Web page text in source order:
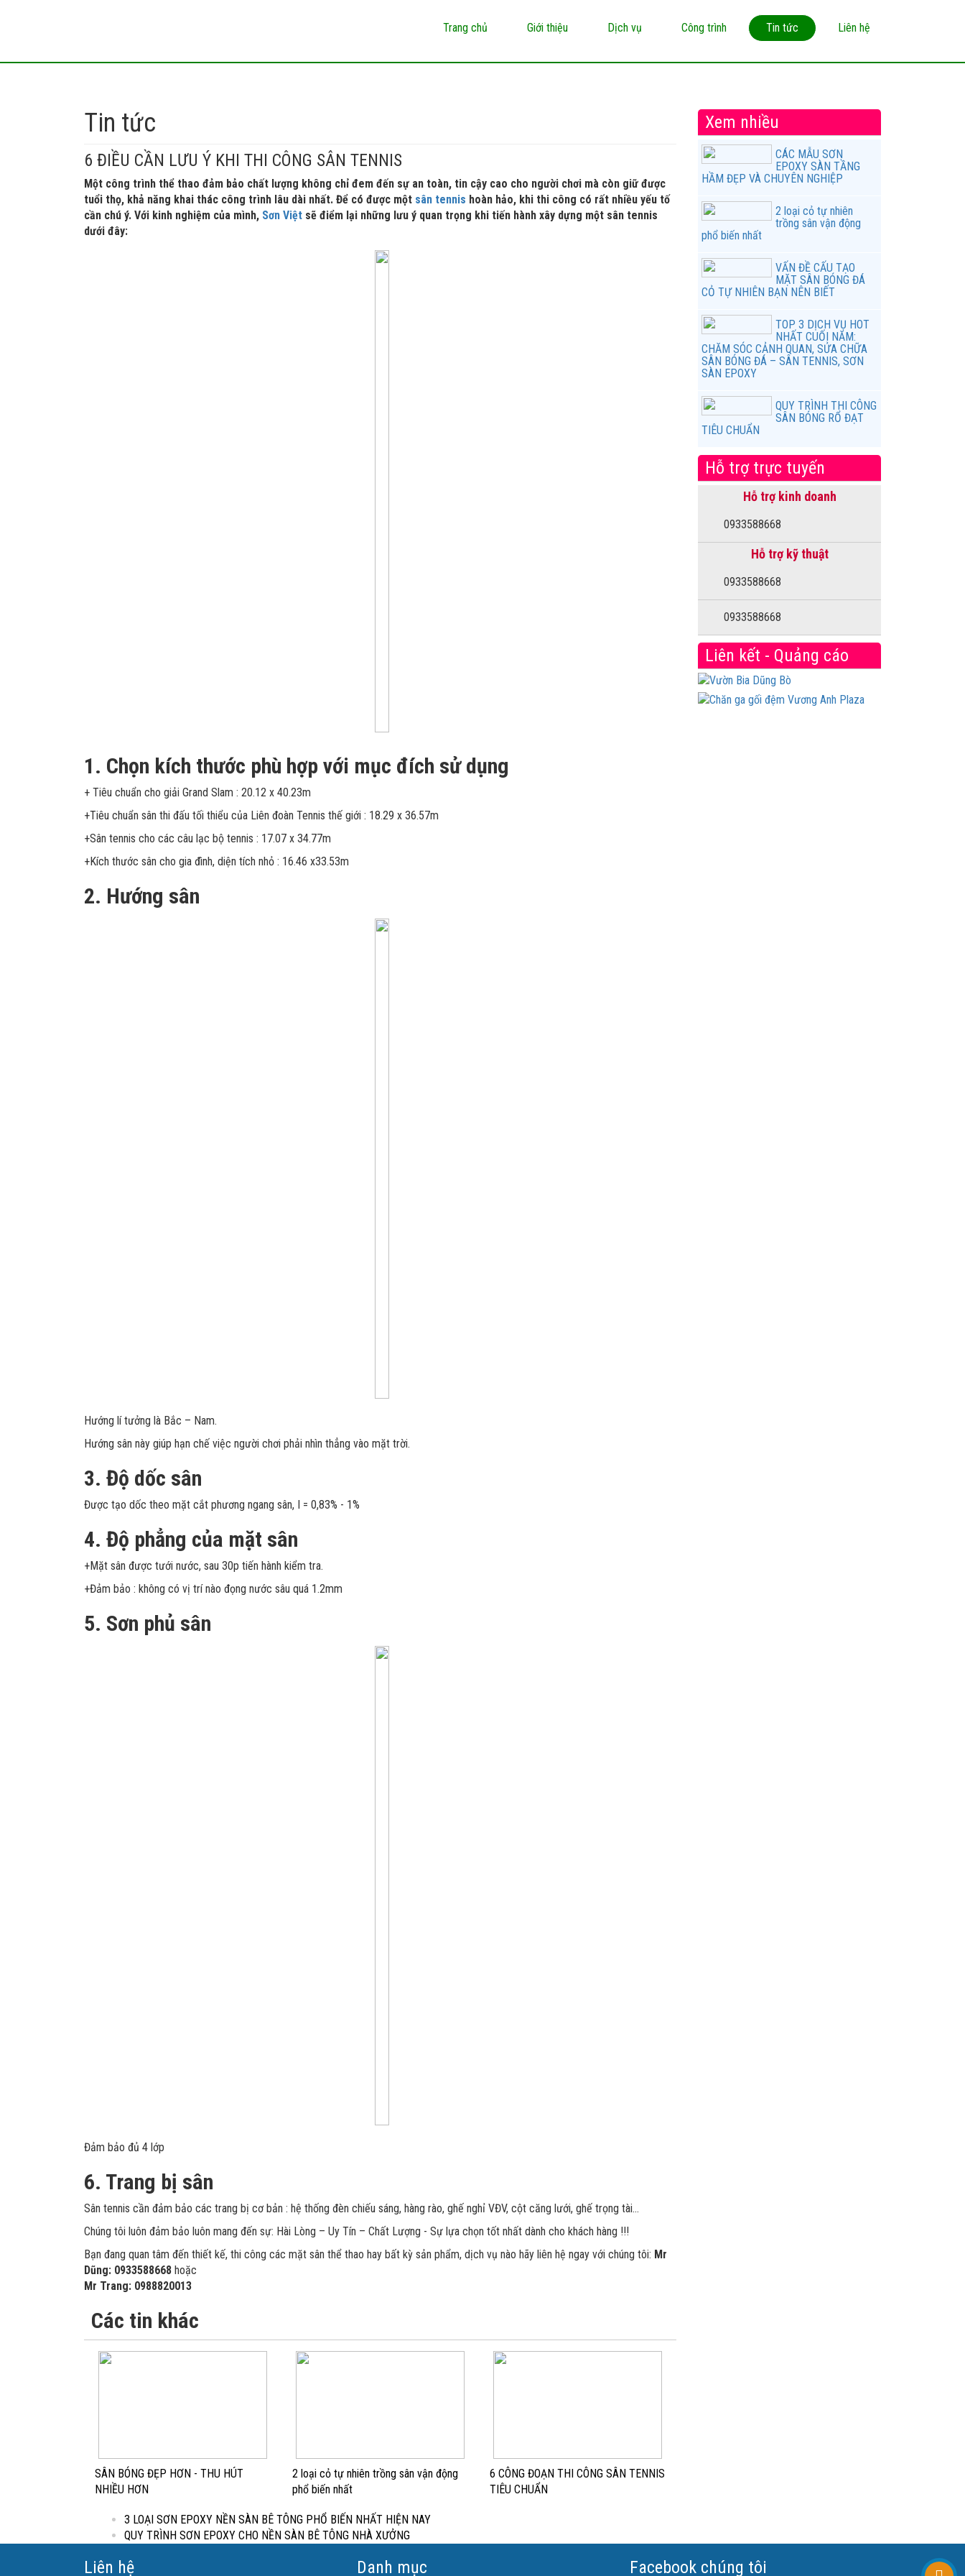
Trang chủ Giới thiệu Dịch vụ Công trình Tin tức Liên hệ
Tin tức
6 ĐIỀU CẦN LƯU Ý KHI THI CÔNG SÂN TENNIS
Một công trình thể thao đảm bảo chất lượng không chỉ đem đến sự an toàn, tin cậy cao cho người chơi mà còn giữ được
tuổi thọ, khả năng khai thác công trình lâu dài nhất. Để có được một sân tennis hoàn hảo, khi thi công có rất nhiều yếu tố
cần chú ý. Với kinh nghiệm của mình, Sơn Việt sẽ điểm lại những lưu ý quan trọng khi tiến hành xây dựng một sân tennis
dưới đây:
1. Chọn kích thước phù hợp với mục đích sử dụng
+ Tiêu chuẩn cho giải Grand Slam : 20.12 x 40.23m
+Tiêu chuẩn sân thi đấu tối thiểu của Liên đoàn Tennis thế giới : 18.29 x 36.57m
+Sân tennis cho các câu lạc bộ tennis : 17.07 x 34.77m
+Kích thước sân cho gia đình, diện tích nhỏ : 16.46 x33.53m
2. Hướng sân
Hướng lí tưởng là Bắc – Nam.
Hướng sân này giúp hạn chế việc người chơi phải nhìn thẳng vào mặt trời.
3. Độ dốc sân
Được tạo dốc theo mặt cắt phương ngang sân, I = 0,83% - 1%
4. Độ phẳng của mặt sân
+Mặt sân được tưới nước, sau 30p tiến hành kiểm tra.
+Đảm bảo : không có vị trí nào đọng nước sâu quá 1.2mm
5. Sơn phủ sân
Đảm bảo đủ 4 lớp
6. Trang bị sân
Sân tennis cần đảm bảo các trang bị cơ bản : hệ thống đèn chiếu sáng, hàng rào, ghế nghỉ VĐV, cột căng lưới, ghế trọng tài…
Chúng tôi luôn đảm bảo luôn mang đến sự: Hài Lòng – Uy Tín – Chất Lượng - Sự lựa chọn tốt nhất dành cho khách hàng !!!
Bạn đang quan tâm đến thiết kế, thi công các mặt sân thể thao hay bất kỳ sản phẩm, dịch vụ nào hãy liên hệ ngay với chúng tôi: Mr
Dũng: 0933588668 hoặc
Mr Trang: 0988820013
Các tin khác
SÂN BÓNG ĐẸP HƠN - THU HÚT
NHIỀU HƠN
2 loại cỏ tự nhiên trồng sân vận động
phổ biến nhất
6 CÔNG ĐOẠN THI CÔNG SÂN TENNIS
TIÊU CHUẨN
3 LOẠI SƠN EPOXY NỀN SÀN BÊ TÔNG PHỔ BIẾN NHẤT HIỆN NAY
QUY TRÌNH SƠN EPOXY CHO NỀN SÀN BÊ TÔNG NHÀ XƯỞNG
Xem nhiều
CÁC MẪU SƠN
EPOXY SÀN TẦNG
HẦM ĐẸP VÀ CHUYÊN NGHIỆP
2 loại cỏ tự nhiên
trồng sân vận động
phổ biến nhất
VẤN ĐỀ CẤU TẠO
MẶT SÂN BÓNG ĐÁ
CỎ TỰ NHIÊN BẠN NÊN BIẾT
TOP 3 DỊCH VỤ HOT
NHẤT CUỐI NĂM:
CHĂM SÓC CẢNH QUAN, SỬA CHỮA
SÂN BÓNG ĐÁ – SÂN TENNIS, SƠN
SÀN EPOXY
QUY TRÌNH THI CÔNG
SÂN BÓNG RỔ ĐẠT
TIÊU CHUẨN
Hỗ trợ trực tuyến
Hỗ trợ kinh doanh
0933588668
Hỗ trợ kỹ thuật
0933588668
0933588668
Liên kết - Quảng cáo
Liên hệ Danh mục Facebook chúng tôi